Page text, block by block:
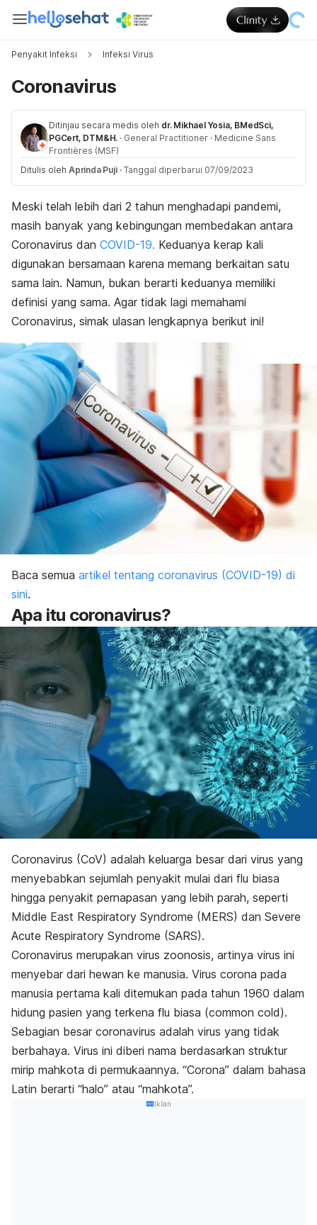
Penyakit Infeksi Infeksi Virus
Coronavirus
Ditinjau secara medis oleh dr. Mikhael Yosia, BMedSci,
PGCert, DTM&H. · General Practitioner · Medicine Sans
Frontières (MSF)
Ditulis oleh Aprinda Puji · Tanggal diperbarui 07/09/2023
Meski telah lebih dari 2 tahun menghadapi pandemi,
masih banyak yang kebingungan membedakan antara
Coronavirus dan COVID-19. Keduanya kerap kali
digunakan bersamaan karena memang berkaitan satu
sama lain. Namun, bukan berarti keduanya memiliki
definisi yang sama. Agar tidak lagi memahami
Coronavirus, simak ulasan lengkapnya berikut ini!
Baca semua artikel tentang coronavirus (COVID-19) di
sini.
Apa itu coronavirus?
Coronavirus (CoV) adalah keluarga besar dari virus yang
menyebabkan sejumlah penyakit mulai dari flu biasa
hingga penyakit pernapasan yang lebih parah, seperti
Middle East Respiratory Syndrome (MERS) dan Severe
Acute Respiratory Syndrome (SARS).
Coronavirus merupakan virus zoonosis, artinya virus ini
menyebar dari hewan ke manusia. Virus corona pada
manusia pertama kali ditemukan pada tahun 1960 dalam
hidung pasien yang terkena flu biasa (common cold).
Sebagian besar coronavirus adalah virus yang tidak
berbahaya. Virus ini diberi nama berdasarkan struktur
mirip mahkota di permukaannya. “Corona” dalam bahasa
Latin berarti “halo” atau “mahkota”.
Iklan